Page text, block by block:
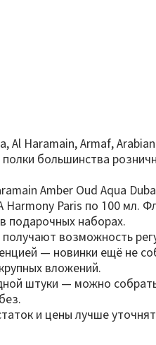
Haramain, Armaf,
большинства
Amber Oud Aqua
Harmony Paris по 100 мл.
подарочных наборах.
возможность
— новинки ещё не
вложений.
штуки — можно
и цены лучше